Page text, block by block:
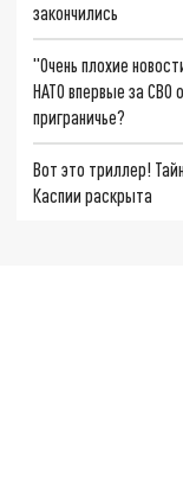
закончились
"Очень плохие
НАТО впервые за СВО
приграничье?
Вот это триллер!
Каспии раскрыта